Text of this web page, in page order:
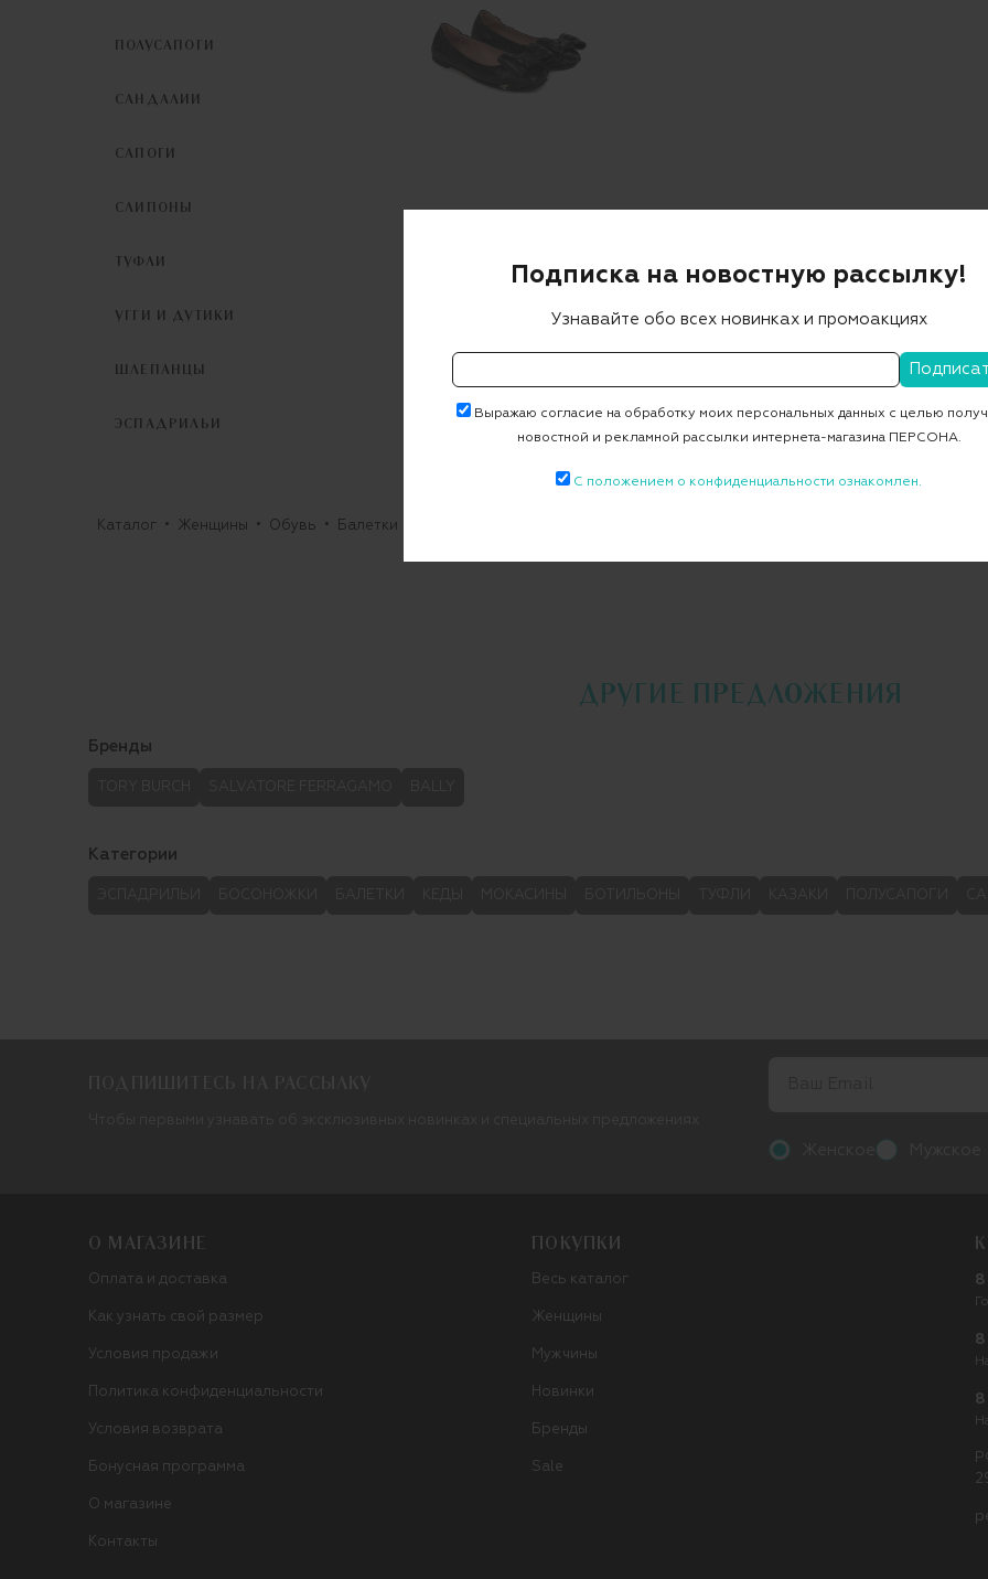
ПОЛУСАПОГИ
САНДАЛИИ
САПОГИ
СЛИПОНЫ
ТУФЛИ
УГГИ И ДУТИКИ
ШЛЕПАНЦЫ
ЭСПАДРИЛЬИ
4 860 ₽
Каталог Женщины Обувь Балетки
ДРУГИЕ ПРЕДЛОЖЕНИЯ
Бренды
Категории
О МАГАЗИНЕ
Оплата и доставка
Как узнать свой размер
Условия продажи
Политика конфиденциальности
Условия возврата
Бонусная программа
О магазине
Контакты
ПОКУПКИ
Весь каталог
Женщины
Мужчины
Новинки
Бренды
Sale
8
8
Подписка на новостную рассылку!
Узнавайте обо всех новинках и промоакциях
Выражаю согласие на обработку моих персональных данных с целью
новостной и рекламной рассылки интернета-магазина ПЕРСОНА.
С положением о конфиденциальности ознакомлен.